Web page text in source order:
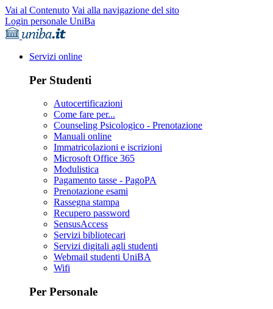
Vai al Contenuto Vai alla navigazione del sito
Login personale UniBa
Servizi online
Per Studenti
Autocertificazioni
Come fare per...
Counseling Psicologico - Prenotazione
Manuali online
Immatricolazioni e iscrizioni
Microsoft Office 365
Modulistica
Pagamento tasse - PagoPA
Prenotazione esami
Rassegna stampa
Recupero password
SensusAccess
Servizi bibliotecari
Servizi digitali agli studenti
Webmail studenti UniBA
Wifi
Per Personale